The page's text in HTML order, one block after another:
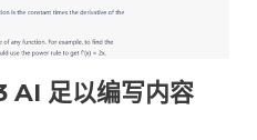
AI 足以编写内容